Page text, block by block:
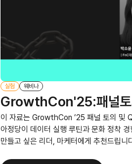
실험 웨비나
GrowthCon'25:패널
이 자료는 GrowthCon ’25 패널 토의 및
아정당이 데이터 실행 루틴과 문화 정착
만들고 싶은 리더, 마케터에게 추천드립니